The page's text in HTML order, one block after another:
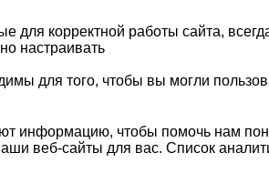
для корректной работы сайта,
настраивать
для того, чтобы вы могли
информацию, чтобы помочь нам
веб-сайты для вас. Список